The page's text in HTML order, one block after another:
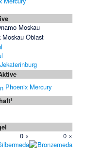
Moskau
Moskau Oblast
Phoenix Mercury
1
0 × 0 ×